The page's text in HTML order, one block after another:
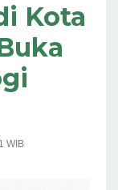
Kota
WIB